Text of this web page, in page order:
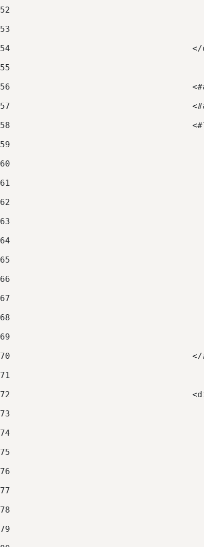
52
53
54
55
56
57
58
59
60
61
62
63
64
65
66
67
68
69
70
71
72
73
74
75
76
77
78
79